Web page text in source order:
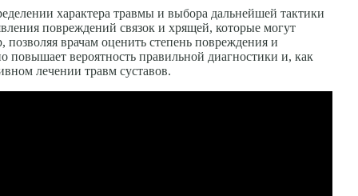
характера травмы и выбора дальнейшей тактики
повреждений связок и хрящей, которые могут
врачам оценить степень повреждения и
повышает вероятность правильной диагностики и, как
лечении травм суставов.